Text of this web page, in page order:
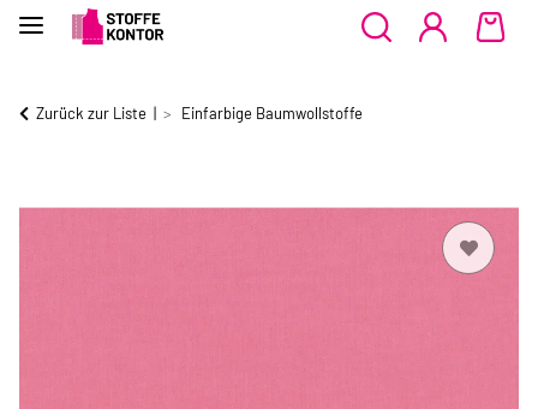
Zurück zur Liste Einfarbige Baumwollstoffe